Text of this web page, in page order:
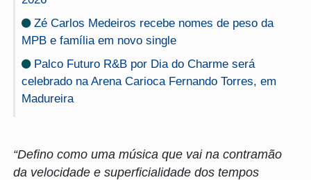
Zé Carlos Medeiros recebe nomes de peso da
MPB e família em novo single
Palco Futuro R&B por Dia do Charme será
celebrado na Arena Carioca Fernando Torres, em
Madureira
“Defino como uma música que vai na contramão
da velocidade e superficialidade dos tempos